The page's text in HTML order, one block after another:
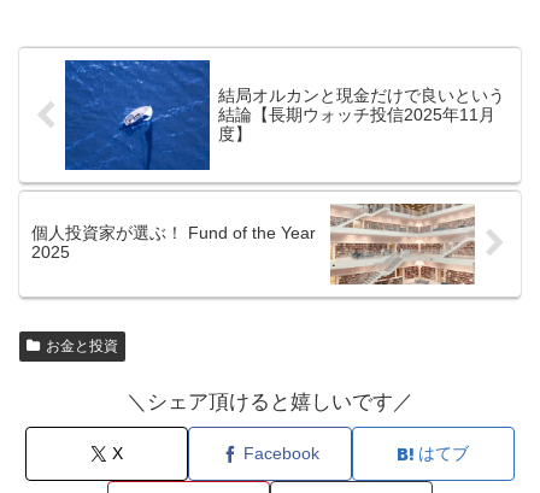
結局オルカンと現金だけで良いという
結論【長期ウォッチ投信2025年11月
度】
個人投資家が選ぶ！ Fund of the Year
2025
お金と投資
＼シェア頂けると嬉しいです／
X Facebook はてブ